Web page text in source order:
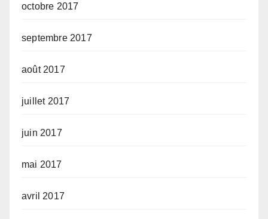
octobre 2017
septembre 2017
août 2017
juillet 2017
juin 2017
mai 2017
avril 2017